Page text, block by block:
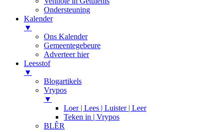
Ondersteuning
Kalender
▼
Ons Kalender
Gemeentegebeure
Adverteer hier
Leesstof
▼
Blogartikels
Vrypos
▼
Loer | Lees | Luister | Leer
Teken in | Vrypos
BLÊR